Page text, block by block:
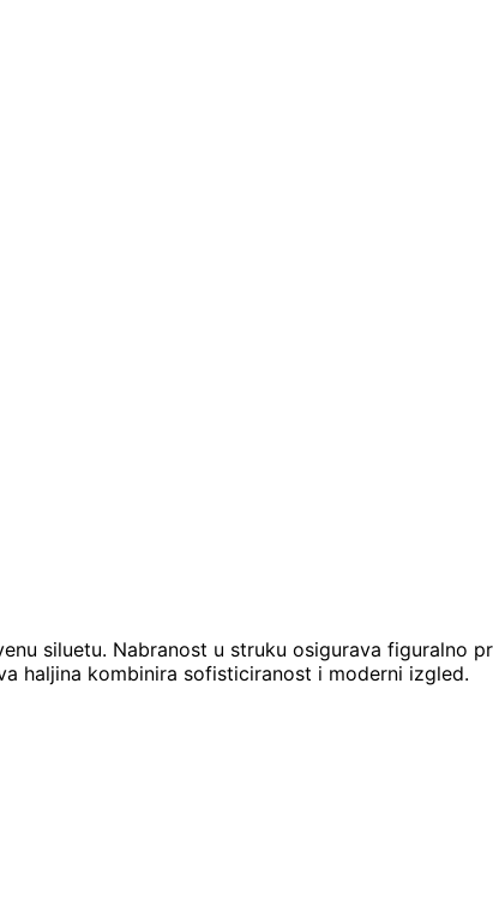
siluetu. Nabranost u struku osigurava figuralno
haljina kombinira sofisticiranost i moderni izgled.